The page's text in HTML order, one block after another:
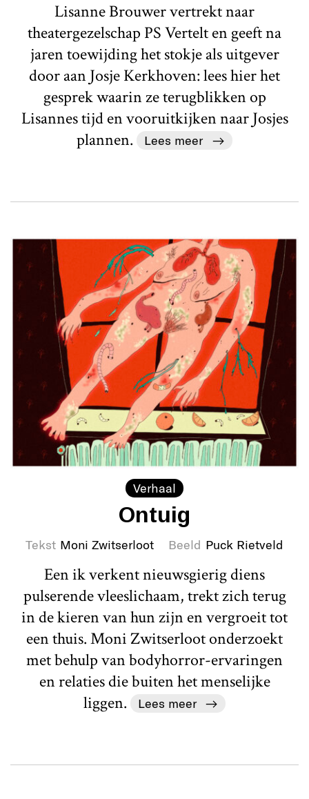
Lisanne Brouwer vertrekt naar
theatergezelschap PS Vertelt en geeft na
jaren toewijding het stokje als uitgever
door aan Josje Kerkhoven: lees hier het
gesprek waarin ze terugblikken op
Lisannes tijd en vooruitkijken naar Josjes
plannen.
Lees meer
Verhaal
Ontuig
Tekst Moni Zwitserloot Beeld Puck Rietveld
Een ik verkent nieuwsgierig diens
pulserende vleeslichaam, trekt zich terug
in de kieren van hun zijn en vergroeit tot
een thuis. Moni Zwitserloot onderzoekt
met behulp van bodyhorror-ervaringen
en relaties die buiten het menselijke
liggen.
Lees meer